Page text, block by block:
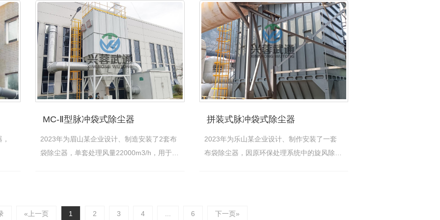
MC-Ⅱ型脉冲袋式除尘器
2023年为眉山某企业设计、制造安装了2套布
袋除尘器，单套处理风量22000m3/h，用于处
拼装式脉冲袋式除尘器
2023年为乐山某企业设计、制作安装了一套
布袋除尘器，因原环保处理系统中的旋风除尘
«上一页 1 2 3 4 6 下一页»